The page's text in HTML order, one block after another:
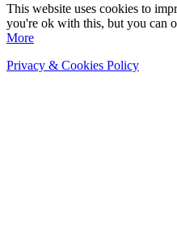
This website uses cookies to
you're ok with this, but you can
More
Privacy & Cookies Policy